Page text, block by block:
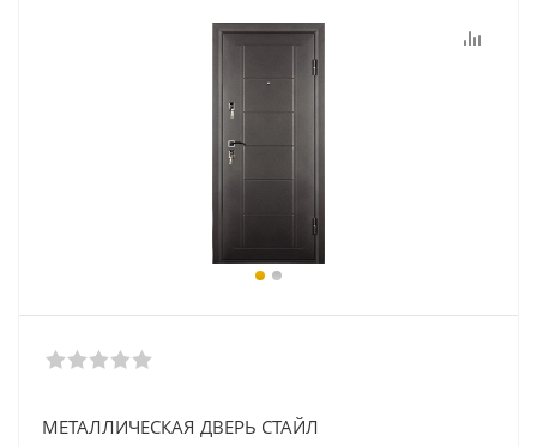
МЕТАЛЛИЧЕСКАЯ ДВЕРЬ СТАЙЛ